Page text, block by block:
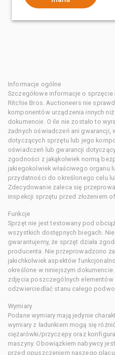
Informacje ogólne
Szczegółowe informacje o
Ritchie Bros. Auctioneers nie
komponentów urządzenia innych
dokumencie. O ile nie zostało to
żadnych oświadczeń ani gwarancji,
dotyczących sprzętu lub jego
oświadczeń lub gwarancji
zgodności z jakąkolwiek normą
jakiegokolwiek właściwego organu
przydatności do określonego celu
Zdecydowanie zaleca się
inspekcji sprzętu przed złożeniem
Funkcje
Sprzęt nie jest testowany pod
wszystkich dostępnych biegach.
gwarantujemy, że sprzęt działa
producenta. Nie przeprowadzono
jakichkolwiek aspektów
określone w niniejszym
zdjęcia poszczególnych
odzwierciedlać stanu całego
Wymiary
Podane wymiary mają jedynie
wymiary z ładunkiem mogą się
ciężarówki/przyczepy oraz
maszyny. Obowiązkiem nabywcy
przed opuszczeniem naszego